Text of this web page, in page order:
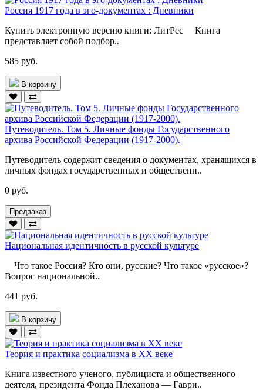
Россия 1917 года в эго-документах : Дневники
Купить электронную версию книги: ЛитРес Книга
представляет собой подбор..
585 руб.
В корзину
Путеводитель. Том 5. Личные фонды Государственного
архива Российской Федерации (1917-2000).
Путеводитель содержит сведения о документах, хранящихся в
личных фондах государственных и общественн..
0 руб.
Предзаказ
Национальная идентичность в русской культуре
Что такое Россия? Кто они, русские? Что такое «русское»?
Вопрос национальной..
441 руб.
В корзину
Теория и практика социализма в ХХ веке
Книга известного ученого, публициста и общественного
деятеля, президента Фонда Плеханова — Гаври..